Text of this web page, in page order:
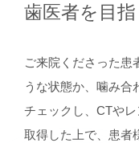
歯医者を目指
ご来院くださった患
うな状態か、噛み合
チェックし、CTや
取得した上で、患者